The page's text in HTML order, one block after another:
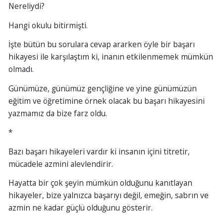
Nereliydi?
Hangi okulu bitirmişti.
İşte bütün bu sorulara cevap ararken öyle bir başarı
hikayesi ile karşılaştım ki, inanın etkilenmemek mümkün
olmadı.
Günümüze, günümüz gençliğine ve yine günümüzün
eğitim ve öğretimine örnek olacak bu başarı hikayesini
yazmamız da bize farz oldu.
*
Bazı başarı hikayeleri vardır ki insanın içini titretir,
mücadele azmini alevlendirir.
Hayatta bir çok şeyin mümkün olduğunu kanıtlayan
hikayeler, bize yalnızca başarıyı değil, emeğin, sabrın ve
azmin ne kadar güçlü olduğunu gösterir.